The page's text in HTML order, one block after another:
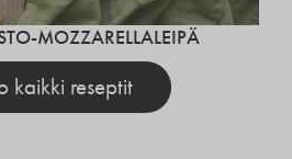
MOZZARELLALEIPÄ
kaikki reseptit